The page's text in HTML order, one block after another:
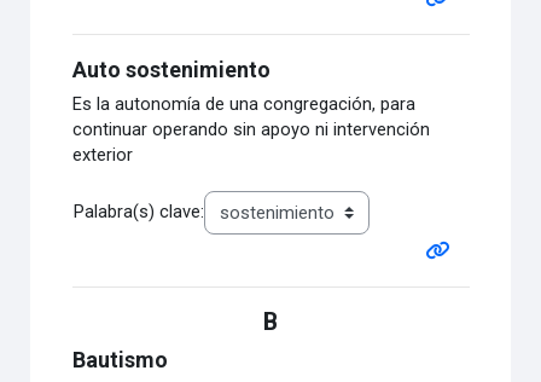
Auto sostenimiento
Es la autonomía de una congregación, para
continuar operando sin apoyo ni intervención
exterior
Palabra(s) clave:
B
Bautismo